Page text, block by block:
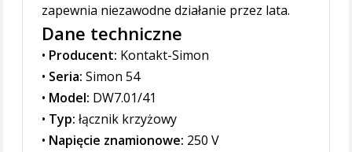
zapewnia niezawodne działanie przez lata.
Dane techniczne
• Producent: Kontakt-Simon
• Seria: Simon 54
• Model: DW7.01/41
• Typ: łącznik krzyżowy
• Napięcie znamionowe: 250 V